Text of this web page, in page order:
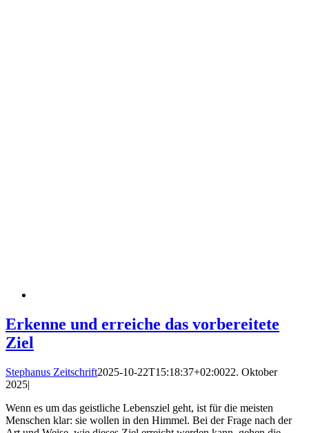
Erkenne und erreiche das vorbereitete
Ziel
Stephanus Zeitschrift2025-10-22T15:18:37+02:0022. Oktober
2025|
Wenn es um das geistliche Lebensziel geht, ist für die meisten
Menschen klar: sie wollen in den Himmel. Bei der Frage nach der